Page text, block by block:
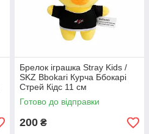
Брелок іграшка Stray Kids /
SKZ Bbokari Курча Ббокарі
Стрей Кідс 11 см
Готово до відправки
200 ₴